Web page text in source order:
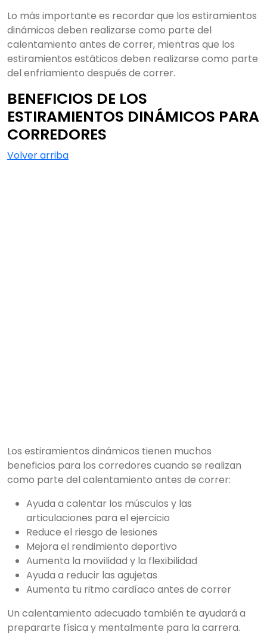
Lo más importante es recordar que los estiramientos
dinámicos deben realizarse como parte del
calentamiento antes de correr, mientras que los
estiramientos estáticos deben realizarse como parte
del enfriamiento después de correr.
BENEFICIOS DE LOS
ESTIRAMIENTOS DINÁMICOS PARA
CORREDORES
Volver arriba
Los estiramientos dinámicos tienen muchos
beneficios para los corredores cuando se realizan
como parte del calentamiento antes de correr:
Ayuda a calentar los músculos y las
articulaciones para el ejercicio
Reduce el riesgo de lesiones
Mejora el rendimiento deportivo
Aumenta la movilidad y la flexibilidad
Ayuda a reducir las agujetas
Aumenta tu ritmo cardíaco antes de correr
Un calentamiento adecuado también te ayudará a
prepararte física y mentalmente para la carrera.